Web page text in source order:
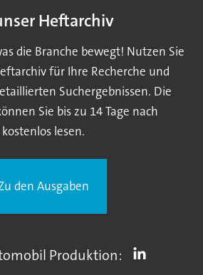
Heftarchiv
die Branche bewegt! Nutzen Sie
für Ihre Recherche und
Suchergebnissen. Die
Sie bis zu 14 Tage nach
lesen.
den Ausgaben
Produktion: